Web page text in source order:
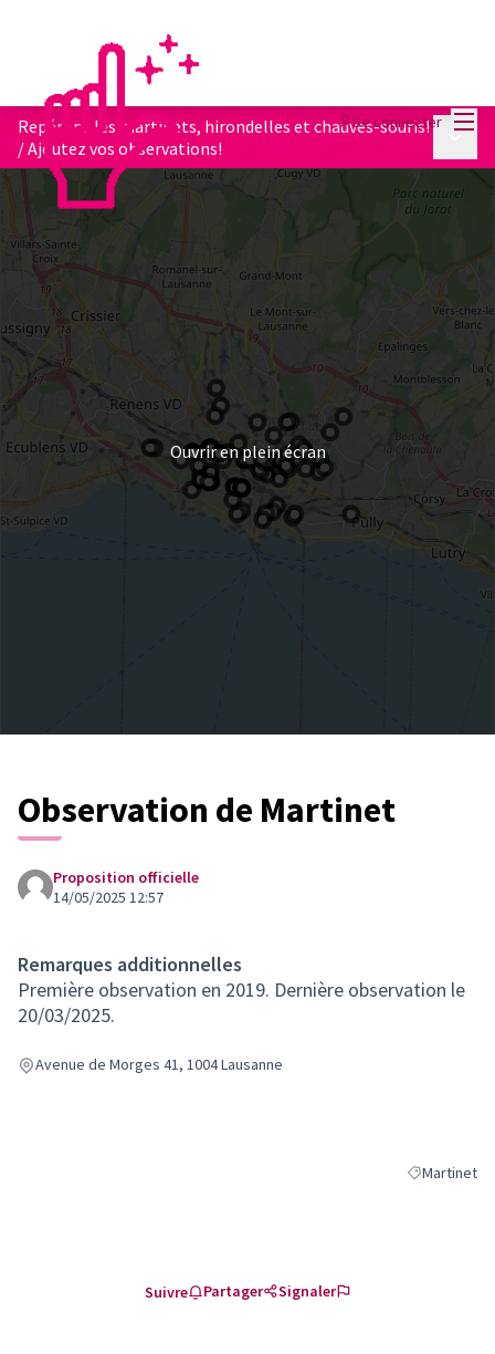
Se connecter
Repérons les martinets, hirondelles et chauves-souris!
/Ajoutez vos observations!
Ouvrir en plein écran
Observation de Martinet
Proposition officielle
14/05/2025 12:57
Remarques additionnelles
Première observation en 2019. Dernière observation le
20/03/2025.
Avenue de Morges 41, 1004 Lausanne
Filtrer les
Martinet
Suivre Partager Signaler